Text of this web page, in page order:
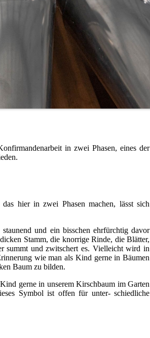
in zwei Phasen, eines der
hier in zwei Phasen machen, lässt sich
und ein bisschen ehrfürchtig davor
Stamm, die knorrige Rinde, die Blätter,
summt und zwitschert es. Vielleicht wird in
wie man als Kind gerne in Bäumen
Baum zu bilden.
gerne in unserem Kirschbaum im Garten
Symbol ist offen für unter- schiedliche